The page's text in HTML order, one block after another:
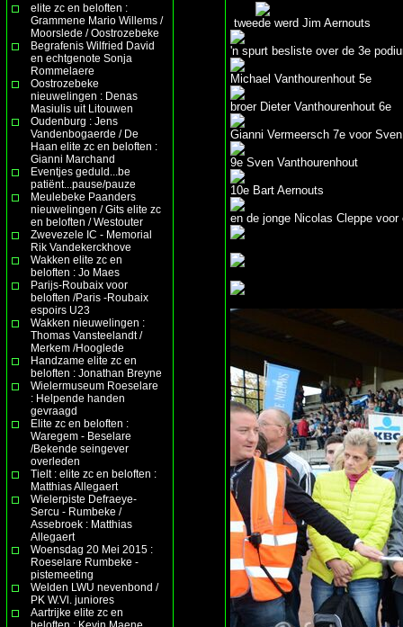
elite zc en beloften :
Grammene Mario Willems /
Moorslede / Oostrozebeke
Begrafenis Wilfried David
en echtgenote Sonja
Rommelaere
Oostrozebeke
nieuwelingen : Denas
Masiulis uit Litouwen
Oudenburg : Jens
Vandenbogaerde / De
Haan elite zc en beloften :
Gianni Marchand
Eventjes geduld...be
patiënt...pause/pauze
Meulebeke Paanders
nieuwelingen / Gits elite zc
en beloften / Westouter
Zwevezele IC - Memorial
Rik Vandekerckhove
Wakken elite zc en
beloften : Jo Maes
Parijs-Roubaix voor
beloften /Paris -Roubaix
espoirs U23
Wakken nieuwelingen :
Thomas Vansteelandt /
Merkem /Hooglede
Handzame elite zc en
beloften : Jonathan Breyne
Wielermuseum Roeselare
: Helpende handen
gevraagd
Elite zc en beloften :
Waregem - Beselare
/Bekende seingever
overleden
Tielt : elite zc en beloften :
Matthias Allegaert
Wielerpiste Defraeye-
Sercu - Rumbeke /
Assebroek : Matthias
Allegaert
Woensdag 20 Mei 2015 :
Roeselare Rumbeke -
pistemeeting
Welden LWU nevenbond /
PK W.Vl. juniores
Aartrijke elite zc en
tweede werd Jim Aernouts
'n spurt besliste over de 3e
Michael Vanthourenhout 5e
broer Dieter Vanthourenhout 6e
Gianni Vermeersch 7e voor
9e Sven Vanthourenhout
10e Bart Aernouts
en de jonge Nicolas Cleppe voor